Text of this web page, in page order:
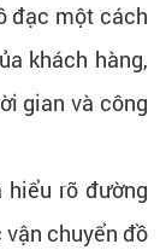
đạc một cách
khách hàng,
gian và công
hiểu rõ đường
chuyển đồ